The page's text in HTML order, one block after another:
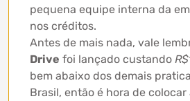
pequena equipe interna da
nos créditos.
Antes de mais nada, vale
Drive foi lançado custando
bem abaixo dos demais
Brasil, então é hora de